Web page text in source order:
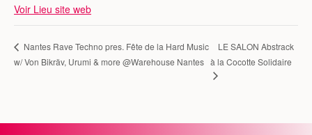
Voir Lieu site web
Nantes Rave Techno pres. Fête de la Hard Music
w/ Von Bikräv, Urumi & more @Warehouse Nantes
LE SALON Abstrack
à la Cocotte Solidaire